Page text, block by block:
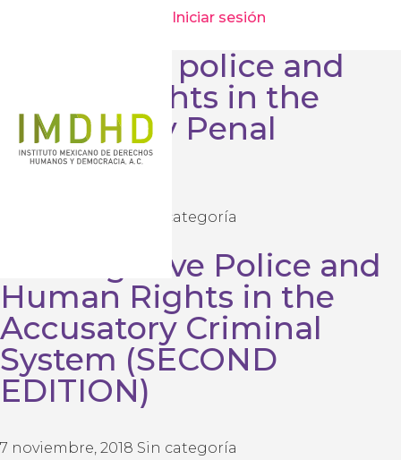
Iniciar sesión
Preventive police and
human rights in the
Accusatory Penal
System
Sin categoría
Investigative Police and
Human Rights in the
Accusatory Criminal
System (SECOND
EDITION)
7 noviembre, 2018 Sin categoría